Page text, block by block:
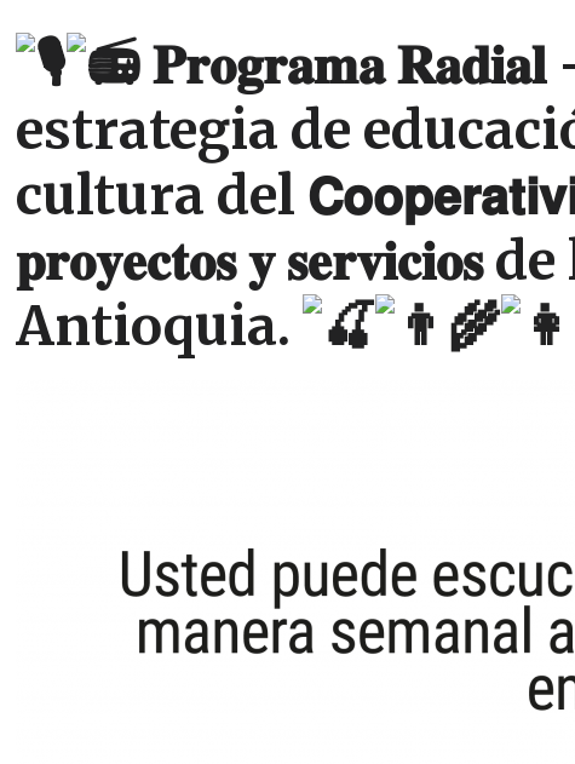
𝐏𝐫𝐨𝐠𝐫𝐚𝐦𝐚 𝐑𝐚𝐝𝐢𝐚𝐥
estrategia de
cultura del
𝐩𝐫𝐨𝐲𝐞𝐜𝐭𝐨𝐬 𝐲
Antioquia.